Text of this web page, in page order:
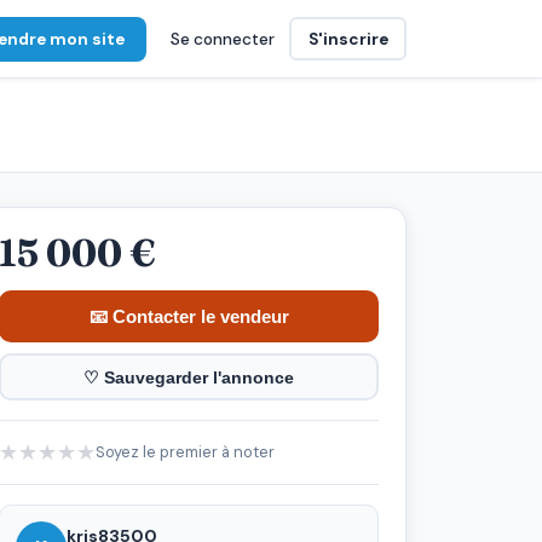
mon site Se connecter S'inscrire
15 000 €
📧 Contacter le vendeur
♡ Sauvegarder l'annonce
★★★★★Soyez le premier à noter
kris83500